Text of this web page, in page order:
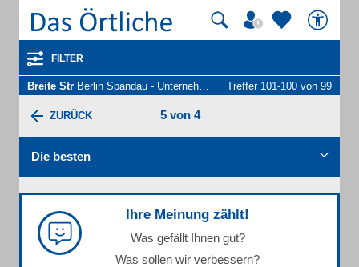
FILTER
Breite Str Berlin Spandau - Unternehmen und Personen Treffer 101-100 von 99
ZURÜCK 5 von 4
Die besten
Ihre Meinung zählt!
Was gefällt Ihnen gut?
Was sollen wir verbessern?